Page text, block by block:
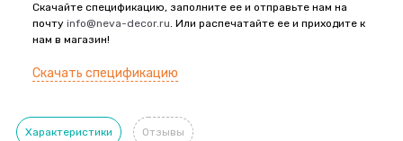
Скачайте спецификацию, заполните ее и отправьте нам на
почту info@neva-decor.ru. Или распечатайте ее и приходите к
нам в магазин!
Скачать спецификацию
Характеристики Отзывы